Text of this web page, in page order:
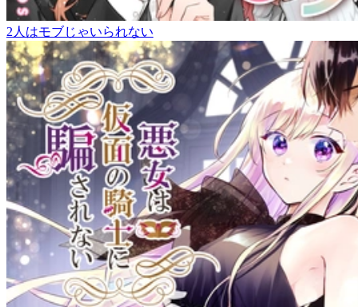
2人はモブじゃいられない